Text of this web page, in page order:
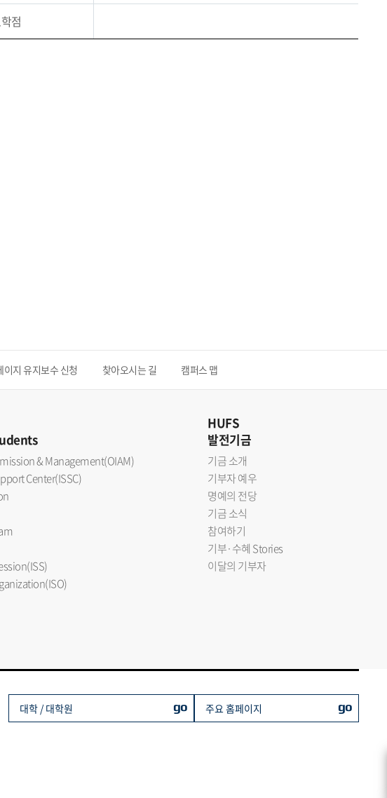
점
이지 유지보수 신청 찾아오시는 길 캠퍼스 맵
& Management(OIAM)
Center(ISSC)
HUFS
발전기금
기금 소개
기부자 예우
명예의 전당
기금 소식
참여하기
기부·수혜 Stories
이달의 기부자
대학 / 대학원 go 주요 홈페이지 go